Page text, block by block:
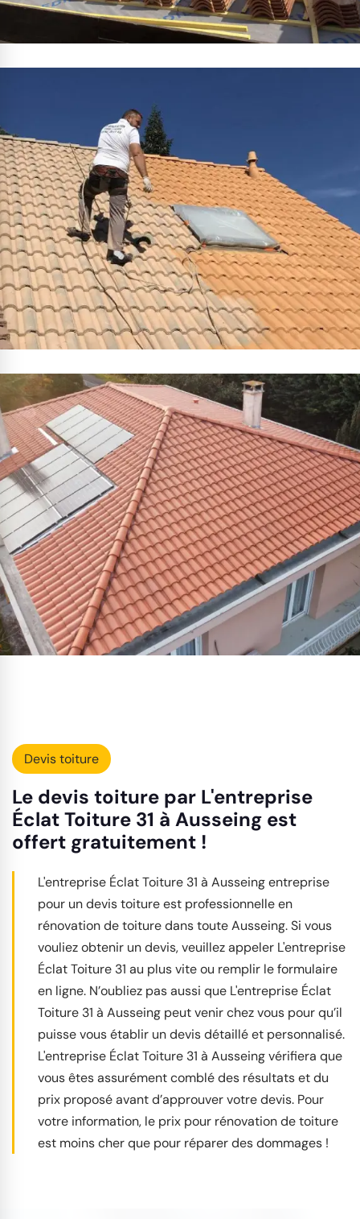
Devis toiture
Le devis toiture par L'entreprise
Éclat Toiture 31 à Ausseing est
offert gratuitement !
L'entreprise Éclat Toiture 31 à Ausseing entreprise
pour un devis toiture est professionnelle en
rénovation de toiture dans toute Ausseing. Si vous
vouliez obtenir un devis, veuillez appeler L'entreprise
Éclat Toiture 31 au plus vite ou remplir le formulaire
en ligne. N’oubliez pas aussi que L'entreprise Éclat
Toiture 31 à Ausseing peut venir chez vous pour qu’il
puisse vous établir un devis détaillé et personnalisé.
L'entreprise Éclat Toiture 31 à Ausseing vérifiera que
vous êtes assurément comblé des résultats et du
prix proposé avant d’approuver votre devis. Pour
votre information, le prix pour rénovation de toiture
est moins cher que pour réparer des dommages !